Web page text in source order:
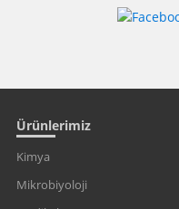
Ürünlerimiz
Kimya
Mikrobiyoloji